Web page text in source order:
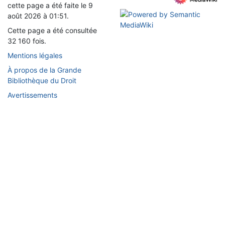
cette page a été faite le 9
août 2026 à 01:51.
Cette page a été consultée
32 160 fois.
Mentions légales
À propos de la Grande
Bibliothèque du Droit
Avertissements